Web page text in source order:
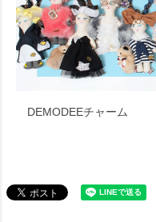
DEMODEEチャーム